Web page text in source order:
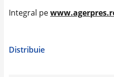
Integral pe
Distribuie